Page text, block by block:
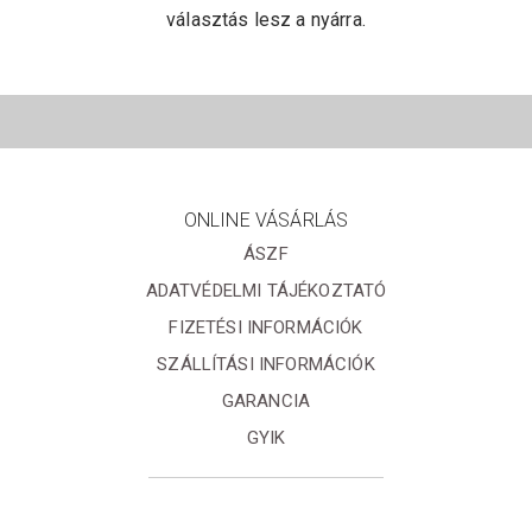
választás lesz a nyárra.
ONLINE VÁSÁRLÁS
ÁSZF
ADATVÉDELMI TÁJÉKOZTATÓ
FIZETÉSI INFORMÁCIÓK
SZÁLLÍTÁSI INFORMÁCIÓK
GARANCIA
GYIK